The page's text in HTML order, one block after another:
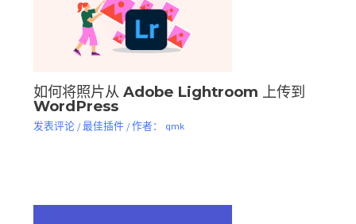
如何将照片从 Adob​​e Lightroom 上传到
WordPress
发表评论 /最佳插件/ 作者： qmk